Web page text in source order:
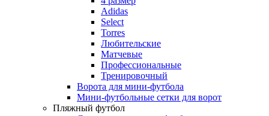
Adidas
Select
Torres
Любительские
Матчевые
Профессиональные
Тренировочный
Ворота для мини-футбола
Мини-футбольные сетки для ворот
Пляжный футбол